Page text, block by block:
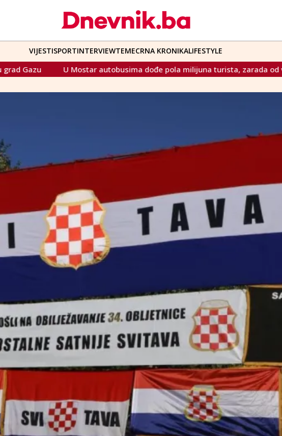
VIJESTISPORTINTERVIEWTEMECRNA KRONIKALIFESTYLE
autobusima dođe pola milijuna turista, zarada od vinjeta 800 tisuća KM